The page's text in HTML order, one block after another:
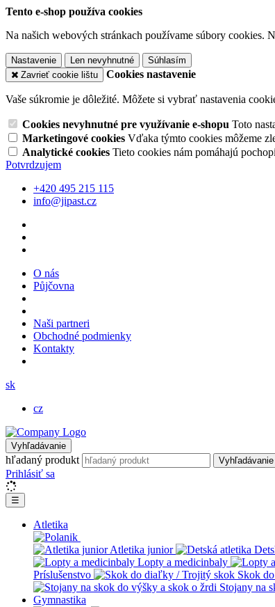
Tento e-shop používa cookies
Na našich webových stránkach používame súbory cookies.
Nastavenie Len nevyhnutné
Súhlasím
Zavrieť cookie lištu
Cookies nastavenie
Vaše súkromie je dôležité. Môžete si vybrať nastavenia
Cookies nevyhnutné pre využívanie e-shopu Toto
Marketingové cookies Vďaka týmto cookies môžeme
Analytické cookies Tieto cookies nám pomáhajú
Potvrdzujem
+420 495 215 115
info@jipast.cz
O nás
Půjčovna
Naši partneri
Obchodné podmienky
Kontakty
sk
cz
Vyhľadávanie
hľadaný produkt Vyhľadávanie
Prihlásiť sa
☰
Atletika
Atletika junior
Lopty a medicinbaly
Príslušenstvo
Skok
Stojany na
Gymnastika